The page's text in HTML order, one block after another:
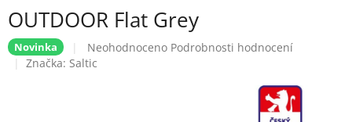
OUTDOOR Flat Grey
Novinka
Průměrné
hodnocení
Neohodnoceno Podrobnosti hodnocení
Značka: Saltic